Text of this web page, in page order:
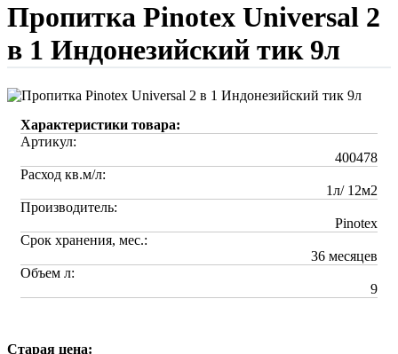
Пропитка Pinotex Universal 2
в 1 Индонезийский тик 9л
Характеристики товара:
Артикул:
400478
Расход кв.м/л:
1л/ 12м2
Производитель:
Pinotex
Срок хранения, мес.:
36 месяцев
Объем л:
9
Старая цена: